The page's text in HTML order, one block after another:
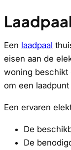
Een laadpaal
eisen aan de
woning beschikt
om een
Een ervaren
De
De